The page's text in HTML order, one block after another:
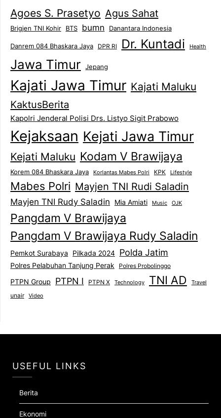
Agoes S. Prasetyo Agus Sahat
Brigjen TNI Kohir BTS bumn Danantara Indonesia
Danrem 084 Bhaskara Jaya DPR RI Dr. Kuntadi Health
Jawa Timur Jepang
Kajati Jawa Timur Kajati Maluku
KaktusBerita
Kapolri Jenderal Polisi Drs. Listyo Sigit Prabowo
Kejaksaan Kejati Jawa Timur
Kejati Maluku Kodam V Brawijaya
Korem 084 Bhaskara Jaya Korlantas Mabes Polri KPK Lifestyle
Mabes Polri Mayjen TNI Rudi Saladin
Mayjen TNI Rudy Saladin Mia Amiati Music OJK
Pangdam V Brawijaya
Pangdam V Brawijaya Rudy Saladin
Pemkot Surabaya Pilkada 2024 Polda Jatim
Polres Pelabuhan Tanjung Perak Polres Probolinggo
PTPN Group PTPN I PTPN X Technology TNI AD Travel
unair Video
USEFUL LINKS
Berita
Ekonomi